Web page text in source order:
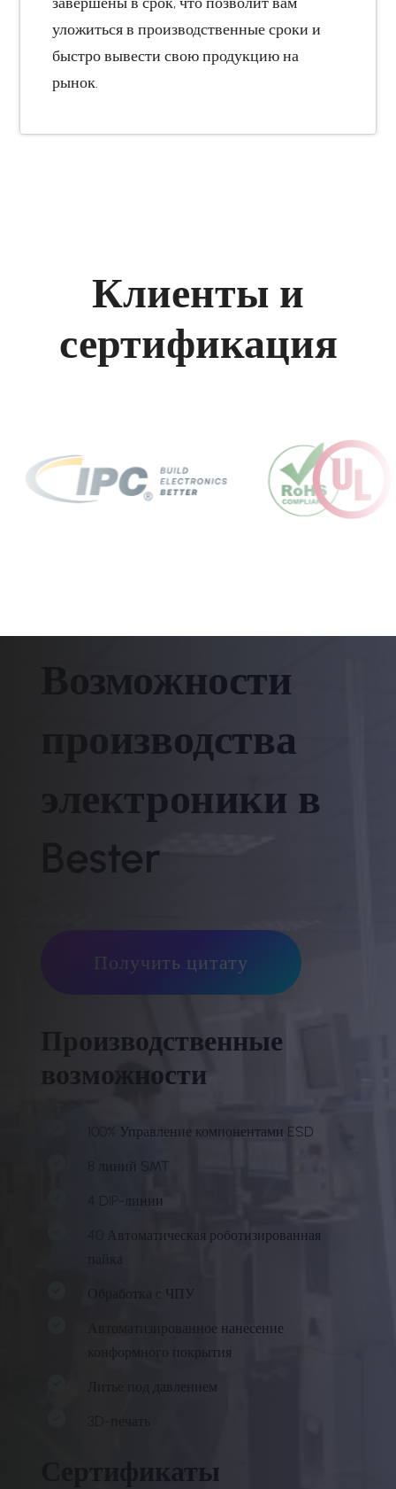
уложиться в производственные сроки и
быстро вывести свою продукцию на
рынок.
Клиенты и
сертификация
Возможности
производства
электроники в
Bester
Получить цитату
Производственные
возможности
100% Управление компонентами ESD
8 линий SMT
4 DIP-линии
40 Автоматическая роботизированная
пайка
Обработка с ЧПУ
Автоматизированное нанесение
конформного покрытия
Литье под давлением
Сертификаты